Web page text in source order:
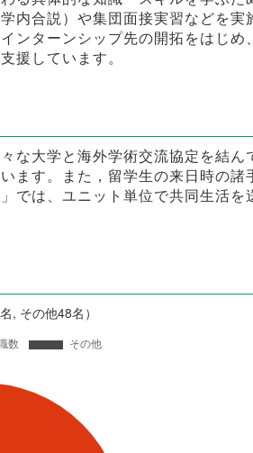
内合説）や集団面接実習などを
ンターンシップ先の開拓をはじ
援しています。
な大学と海外学術交流協定を結
ます。また，留学生の来日時の
では、ユニット単位で共同生活
, その他48名）